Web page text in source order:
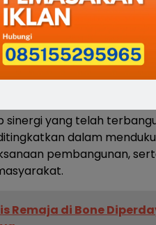
terhadap Ranperda
Anggaran 2025
Pemerintah
tata kelola
dengan ketentuan
sinergi yang telah
dalam
pembangunan,
Remaja di Bone